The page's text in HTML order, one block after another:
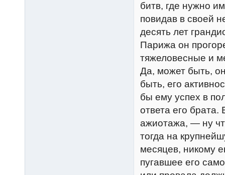
битв, где нужно
повидав в своей
десять лет
Парижа он
тяжеловесные и
Да, может быть,
быть, его
бы ему успех в
ответа его брата.
ажиотажа, — ну
тогда на
месяцев, никому
пугавшее его